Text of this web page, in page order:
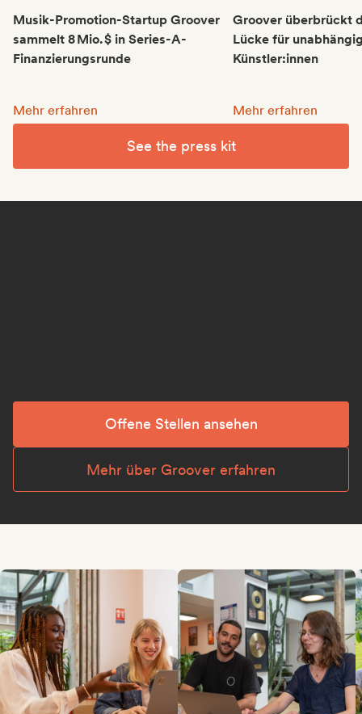
Musik-Promotion-Startup Groover
sammelt 8 Mio. $ in Series-A-
Finanzierungsrunde
Musik-Promotion-Startup Groover sammelt 8 Mio. $ in
Mehr erfahren
Groover überbrückt
Lücke für
Künstler:innen
Groover überbrückt
Mehr erfahren
See the press kit
Offene Stellen ansehen
Mehr über Groover erfahren